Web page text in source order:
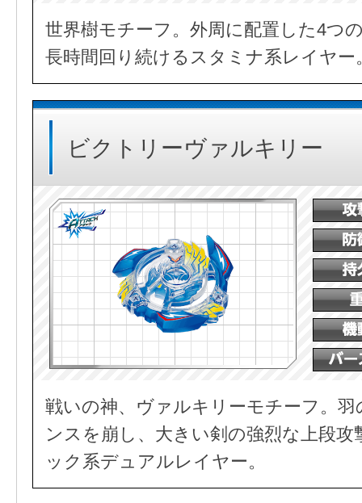
世界樹モチーフ。外周に配置した4つ
長時間回り続けるスタミナ系レイヤー
ビクトリーヴァルキリー
戦いの神、ヴァルキリーモチーフ。
ンスを崩し、大きい剣の強烈な上段
ック系デュアルレイヤー。